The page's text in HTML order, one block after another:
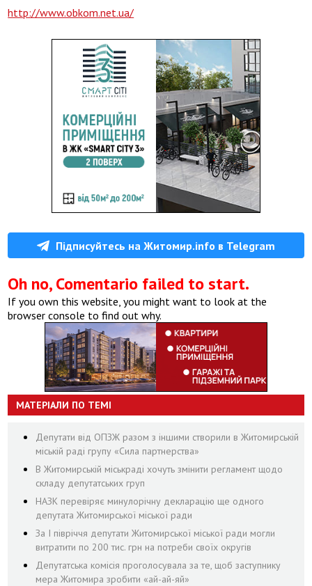
http://www.obkom.net.ua/
Підписуйтесь на Житомир.info в Telegram
Oh no, Comentario failed to start.
If you own this website, you might want to look at the
browser console to find out why.
МАТЕРІАЛИ ПО ТЕМІ
Депутати від ОПЗЖ разом з іншими створили в Житомирській
міській раді групу «Сила партнерства»
В Житомирській міськраді хочуть змінити регламент щодо
складу депутатських груп
НАЗК перевіряє минулорічну декларацію ще одного
депутата Житомирської міської ради
За І півріччя депутати Житомирської міської ради могли
витратити по 200 тис. грн на потреби своїх округів
Депутатська комісія проголосувала за те, щоб заступнику
мера Житомира зробити «ай-ай-яй»